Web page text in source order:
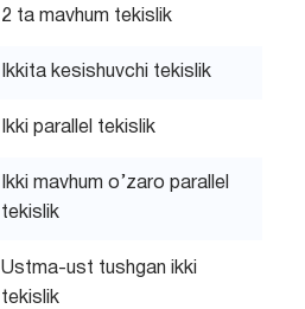
2 ta mavhum tekislik
Ikkita kesishuvchi tekislik
Ikki parallel tekislik
Ikki mavhum o’zaro parallel
tekislik
Ustma-ust tushgan ikki
tekislik